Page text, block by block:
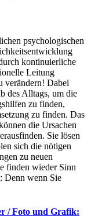
psychologischen
kontinuierliche
Leitung
verändern! Dabei
des Alltags, um die
zu finden,
zu finden. Das
die Ursachen
Sie lösen
sich die nötigen
zu neuen
finden wieder Sinn
Denn wenn Sie